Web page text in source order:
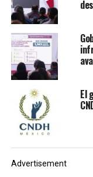
De igual manera,
comunicación
combatir la
políticos a cuales
salud de los
Te
de
El
Advertisement